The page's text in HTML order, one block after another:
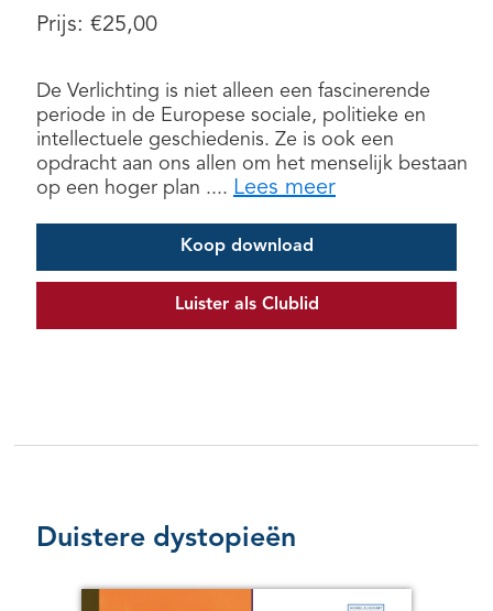
Prijs: €25,00
De Verlichting is niet alleen een fascinerende
periode in de Europese sociale, politieke en
intellectuele geschiedenis. Ze is ook een
opdracht aan ons allen om het menselijk bestaan
op een hoger plan .... Lees meer
Koop download
Luister als Clublid
Duistere dystopieën